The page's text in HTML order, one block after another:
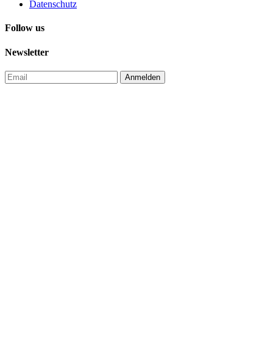
Datenschutz
Follow us
Newsletter
Anmelden